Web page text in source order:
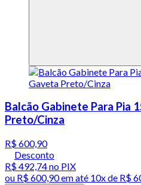
Balcão Gabinete Para Pia
Preto/Cinza
R$ 600,90
Desconto
R$ 492,74no PIX
ou R$ 600,90em até 10x de R$